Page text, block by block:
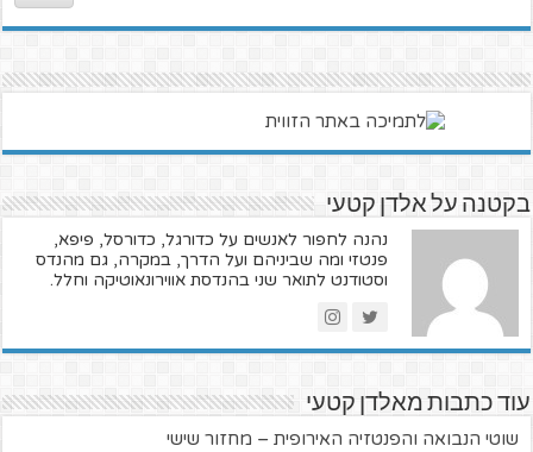
בקטנה על אלדן קטעי
נהנה לחפור לאנשים על כדורגל, כדורסל, פיפא,
פנטזי ומה שביניהם ועל הדרך, במקרה, גם מהנדס
וסטודנט לתואר שני בהנדסת אווירונאוטיקה וחלל.
עוד כתבות מאלדן קטעי
שוטי הנבואה והפנטזיה האירופית – מחזור שישי